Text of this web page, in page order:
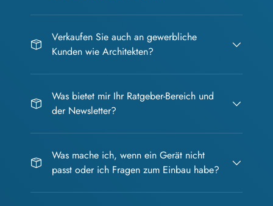
Verkaufen Sie auch an gewerbliche
Kunden wie Architekten?
Was bietet mir Ihr Ratgeber-Bereich und
der Newsletter?
Was mache ich, wenn ein Gerät nicht
passt oder ich Fragen zum Einbau habe?